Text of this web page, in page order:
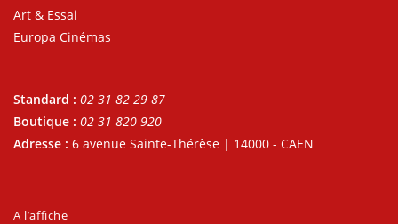
Art & Essai
Europa Cinémas
Standard : 02 31 82 29 87
Boutique : 02 31 820 920
Adresse : 6 avenue Sainte-Thérèse | 14000 - CAEN
A l’affiche